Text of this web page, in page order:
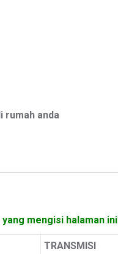
rumah anda
mengisi halaman ini
TRANSMISI